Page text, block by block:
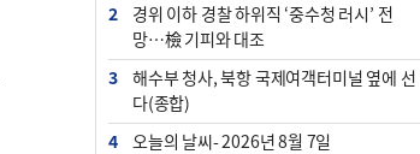
2
경위 이하 경찰 하위직 ‘중수청 러시’ 전
망…檢 기피와 대조
3
해수부 청사, 북항 국제여객터미널 옆에 선
다(종합)
4
오늘의 날씨- 2026년 8월 7일